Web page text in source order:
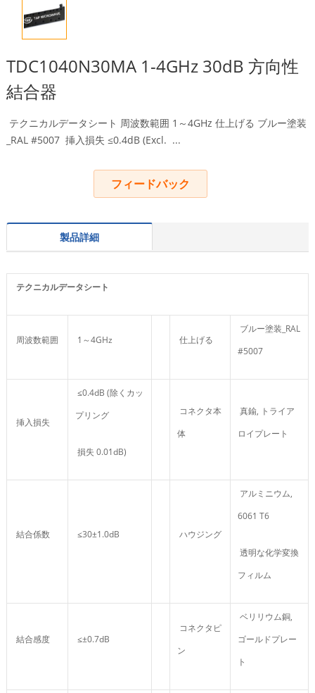
TDC1040N30MA 1-4GHz 30dB 方向性
結合器
テクニカルデータシート 周波数範囲 1～4GHz 仕上げる ブルー塗装
_RAL #5007 挿入損失 ≤0.4dB (Excl. ...
フィードバック
製品詳細
テクニカルデータシート
周波数範囲 1～4GHz 仕上げる
ブルー塗装_RAL
#5007
挿入損失
≤0.4dB (除くカッ
プリング
損失 0.01dB)
コネクタ本
体
真鍮, トライア
ロイプレート
結合係数 ≤30±1.0dB ハウジング
アルミニウム,
6061 T6
透明な化学変換
フィルム
結合感度 ≤±0.7dB
コネクタピ
ン
ベリリウム銅,
ゴールドプレー
ト